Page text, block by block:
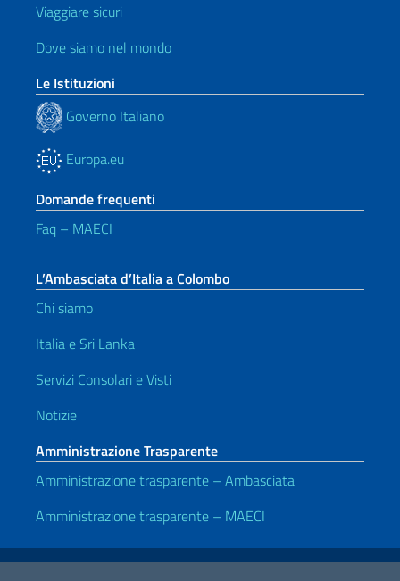
Viaggiare sicuri
Dove siamo nel mondo
Le Istituzioni
Governo Italiano
Europa.eu
Domande frequenti
Faq – MAECI
L’Ambasciata d’Italia a Colombo
Chi siamo
Italia e Sri Lanka
Servizi Consolari e Visti
Notizie
Amministrazione Trasparente
Amministrazione trasparente – Ambasciata
Amministrazione trasparente – MAECI
Link Utili